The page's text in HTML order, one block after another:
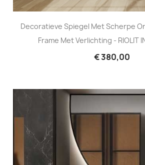
Decoratieve Spiegel Met Scherpe
Frame Met Verlichting - RIOLIT
€ 380,00